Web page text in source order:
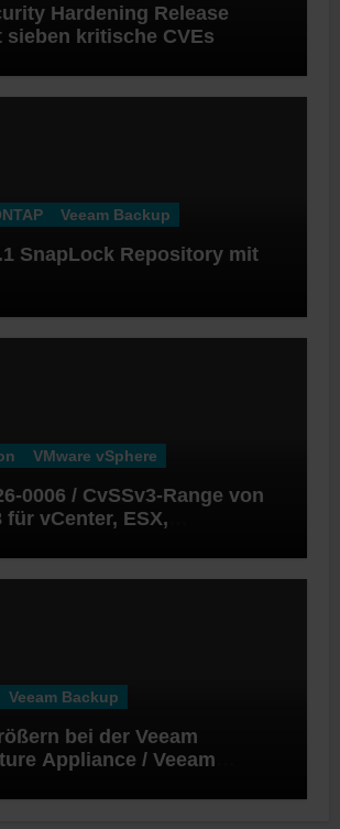
Hardening Release
sieben kritische CVEs
Veeam Backup
SnapLock Repository mit
VMware vSphere
0006 / CvSSv3-Range von
für vCenter, ESX,
Veeam Backup
bei der Veeam
Appliance / Veeam